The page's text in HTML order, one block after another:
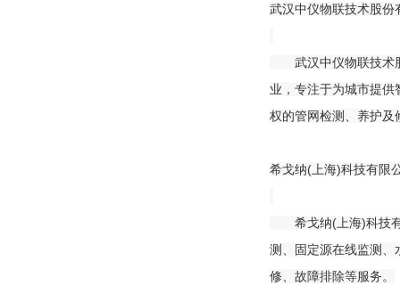
武汉中仪物联技术股
武汉中仪物联技术股
业，专注于为城市提
权的管网检测、养护及
希戈纳(上海)科技有限
希戈纳(上海)科技有
测、固定源在线监测、
修、故障排除等服务。